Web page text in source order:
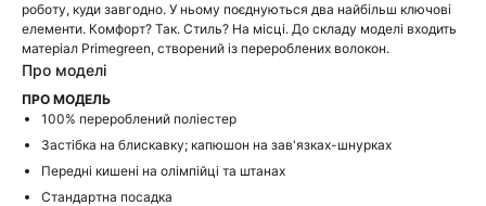
роботу, куди завгодно. У ньому поєднуються два найбільш ключові
елементи. Комфорт? Так. Стиль? На місці. До складу моделі входить
матеріал Primegreen, створений із перероблених волокон.
Про моделі
ПРО МОДЕЛЬ
100% перероблений поліестер
Застібка на блискавку; капюшон на зав'язках-шнурках
Передні кишені на олімпійці та штанах
Стандартна посадка